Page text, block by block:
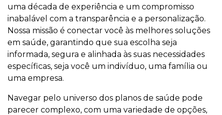
uma década de experiência e um compromisso
inabalável com a transparência e a personalização.
Nossa missão é conectar você às melhores soluções
em saúde, garantindo que sua escolha seja
informada, segura e alinhada às suas necessidades
específicas, seja você um indivíduo, uma família ou
uma empresa.
Navegar pelo universo dos planos de saúde pode
parecer complexo, com uma variedade de opções,